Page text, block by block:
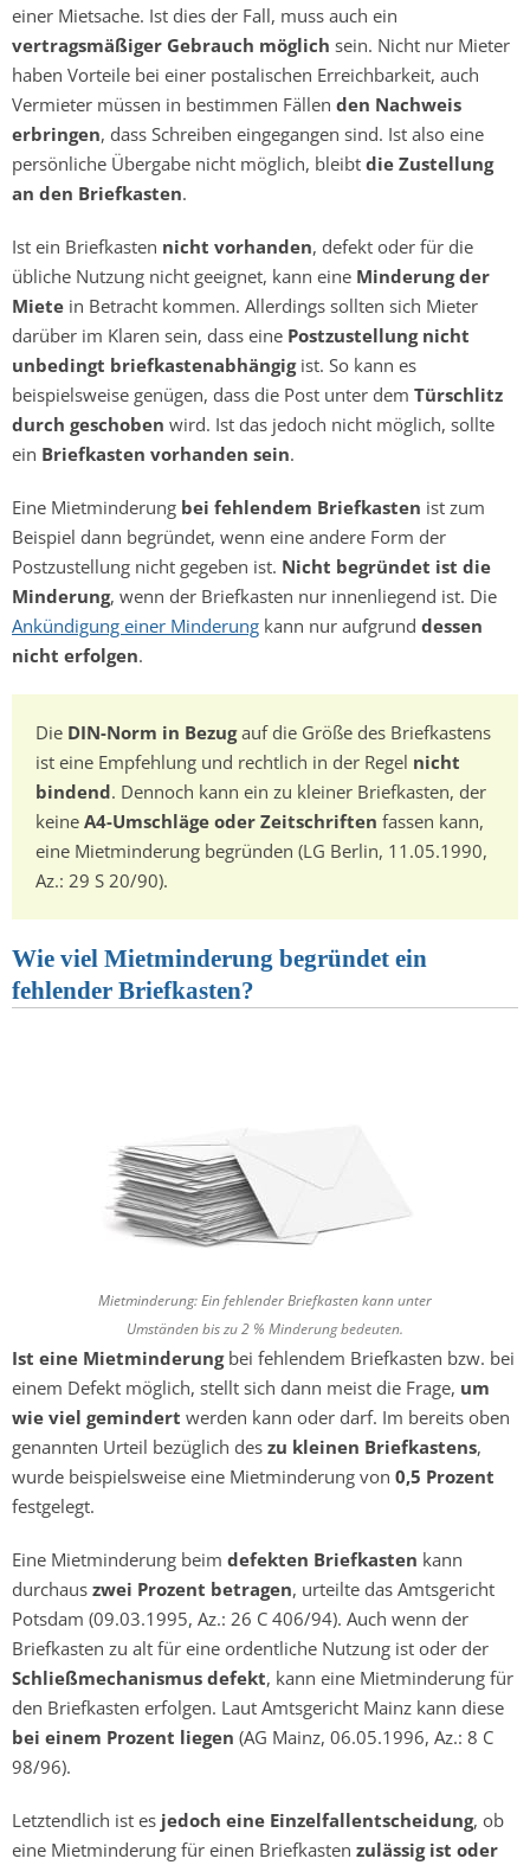
einer Mietsache. Ist dies der Fall, muss auch ein
vertragsmäßiger Gebrauch möglich sein. Nicht nur Mieter
haben Vorteile bei einer postalischen Erreichbarkeit, auch
Vermieter müssen in bestimmen Fällen den Nachweis
erbringen, dass Schreiben eingegangen sind. Ist also eine
persönliche Übergabe nicht möglich, bleibt die Zustellung
an den Briefkasten.
Ist ein Briefkasten nicht vorhanden, defekt oder für die
übliche Nutzung nicht geeignet, kann eine Minderung der
Miete in Betracht kommen. Allerdings sollten sich Mieter
darüber im Klaren sein, dass eine Postzustellung nicht
unbedingt briefkastenabhängigist. So kann es
beispielsweise genügen, dass die Post unter dem Türschlitz
durch geschoben wird. Ist das jedoch nicht möglich, sollte
ein Briefkasten vorhanden sein.
Eine Mietminderung bei fehlendem Briefkasten ist zum
Beispiel dann begründet, wenn eine andere Form der
Postzustellung nicht gegeben ist. Nicht begründet ist die
Minderung, wenn der Briefkasten nur innenliegend ist. Die
Ankündigung einer Minderung kann nur aufgrund dessen
nicht erfolgen.
Die DIN-Norm in Bezugauf die Größe des Briefkastens
ist eine Empfehlung und rechtlich in der Regel nicht
bindend. Dennoch kann ein zu kleiner Briefkasten, der
keine A4-Umschläge oder Zeitschriften fassen kann,
eine Mietminderung begründen (LG Berlin, 11.05.1990,
Az.: 29 S 20/90).
Wie viel Mietminderung begründet ein
fehlender Briefkasten?
Mietminderung: Ein fehlender Briefkasten kann unter
Umständen bis zu 2 % Minderung bedeuten.
Ist eine Mietminderungbei fehlendem Briefkasten bzw. bei
einem Defekt möglich, stellt sich dann meist die Frage, um
wie viel gemindert werden kann oder darf. Im bereits oben
genannten Urteil bezüglich des zu kleinen Briefkastens,
wurde beispielsweise eine Mietminderung von 0,5 Prozent
festgelegt.
Eine Mietminderung beim defekten Briefkasten kann
durchaus zwei Prozent betragen, urteilte das Amtsgericht
Potsdam (09.03.1995, Az.: 26 C 406/94). Auch wenn der
Briefkasten zu alt für eine ordentliche Nutzung ist oder der
Schließmechanismus defekt, kann eine Mietminderung für
den Briefkasten erfolgen. Laut Amtsgericht Mainz kann diese
bei einem Prozent liegen (AG Mainz, 06.05.1996, Az.: 8 C
98/96).
Letztendlich ist es jedoch eine Einzelfallentscheidung, ob
eine Mietminderung für einen Briefkasten zulässig ist oder